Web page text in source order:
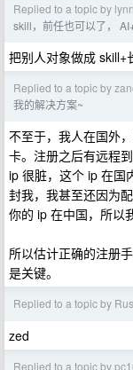
Replied to a topic by
skill，前任也可以了，
把别人对象做成 skill+
Replied to a topic by
我的解决方案~
不至于，我人在国外
卡。注册之后有远程
ip 很脏，这个 ip 在国
封我，我甚至还因为
你的 ip 在中国，所以
所以估计正确的注册
是关键。
Replied to a topic by
zed
Replied to a topic by